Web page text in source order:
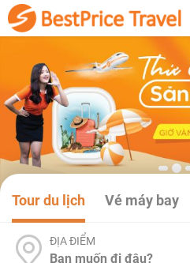
Tour du lịch Vé máy bay
ĐỊA ĐIỂM